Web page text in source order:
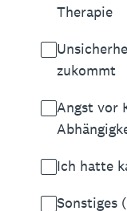
Therapie
zukommt
Angst vor
Ich hatte
Sonstiges